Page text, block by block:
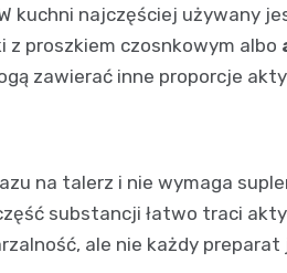
kuchni najczęściej używany
proszkiem czosnkowym albo
zawierać inne proporcje
na talerz i nie wymaga
substancji łatwo traci
ale nie każdy